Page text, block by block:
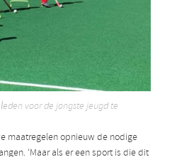
voor de jongste jeugd te
maatregelen opnieuw de nodige
‘Maar als er een sport is die dit